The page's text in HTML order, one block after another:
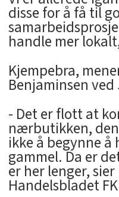
disse for å få til
handle mer
Kjempebra,
Benjaminsen
- Det er flott at
nærbutikken,
ikke å begynne
gammel. Da er
er her lenger,
Handelsbladet